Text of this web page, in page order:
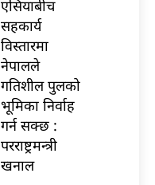
एसियाबीच
सहकार्य
विस्तारमा
नेपालले
गतिशील पुलको
भूमिका निर्वाह
गर्न सक्छ :
परराष्ट्रमन्त्री
खनाल